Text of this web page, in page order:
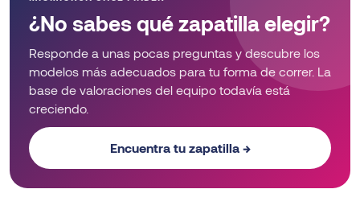
¿No sabes qué zapatilla elegir?
Responde a unas pocas preguntas y descubre los
modelos más adecuados para tu forma de correr. La
base de valoraciones del equipo todavía está
creciendo.
Encuentra tu zapatilla →